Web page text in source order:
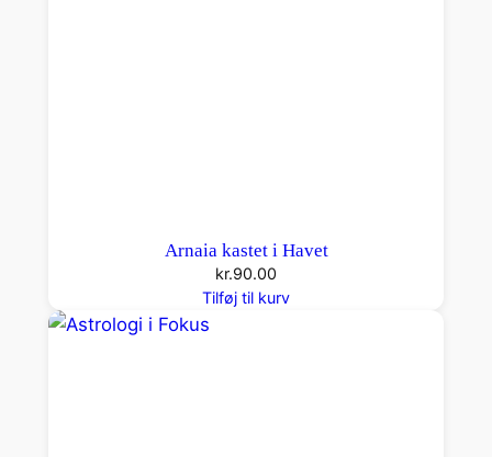
Arnaia kastet i Havet
kr.90.00
Tilføj til kurv